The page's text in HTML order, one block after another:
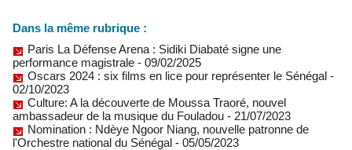
Dans la même rubrique :
Paris La Défense Arena : Sidiki Diabaté signe une
performance magistrale - 09/02/2025
Oscars 2024 : six films en lice pour représenter le Sénégal -
02/10/2023
Culture: A la découverte de Moussa Traoré, nouvel
ambassadeur de la musique du Fouladou - 21/07/2023
Nomination : Ndèye Ngoor Niang, nouvelle patronne de
l'Orchestre national du Sénégal - 05/05/2023